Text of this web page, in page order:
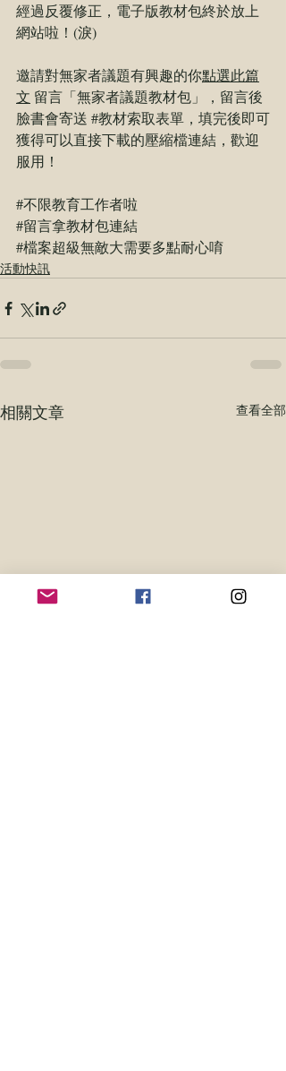
經過反覆修正，電子版教材包終於放上
網站啦！(淚)
邀請對無家者議題有興趣的你點選此篇
文 留言「無家者議題教材包」，留言後
臉書會寄送 #教材索取表單 ，填完後即可
獲得可以直接下載的壓縮檔連結，歡迎
服用！
#不限教育工作者啦
#留言拿教材包連結
#檔案超級無敵大需要多點耐心唷
活動快訊
相關文章 查看全部